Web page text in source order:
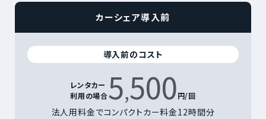
カーシェア導入前
導入前のコスト
レンタカー
利用の場合5,500円/回
法人用料金でコンパクトカー料金12時間分